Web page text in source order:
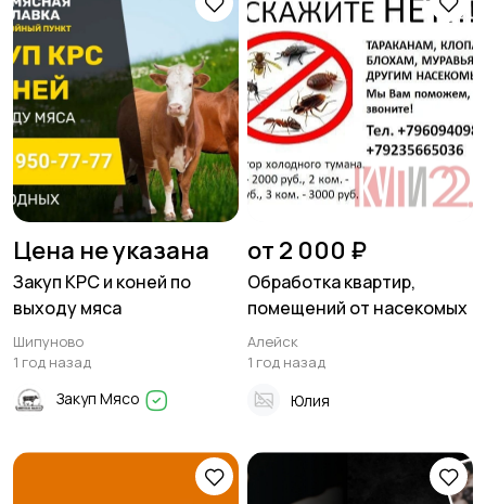
Цена не указана
Закуп КРС и коней по
выходу мяса
Шипуново
1 год назад
Закуп Мясо
от 2 000 ₽
Обработка квартир,
помещений от насекомых
Алейск
1 год назад
Юлия